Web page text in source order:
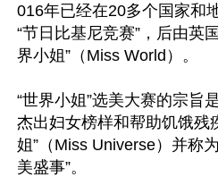
016年已经在20多个国家和
“节日比基尼竞赛”，后由英
界小姐”（Miss World）。
“世界小姐”选美大赛的宗旨
杰出妇女榜样和帮助饥饿残
姐”（Miss Universe）并称
美盛事”。